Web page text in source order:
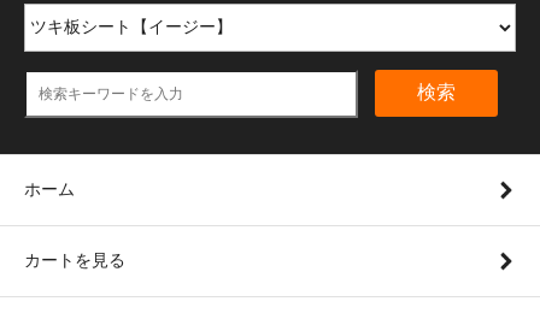
検索
ホーム
カートを見る